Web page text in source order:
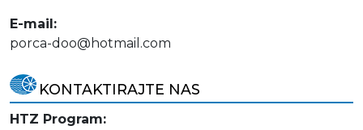
E-mail:
porca-doo@hotmail.com
KONTAKTIRAJTE NAS
HTZ Program: